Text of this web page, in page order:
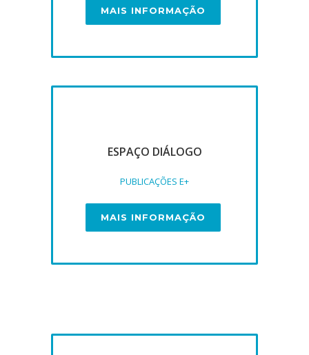
MAIS INFORMAÇÃO
ESPAÇO DIÁLOGO
PUBLICAÇÕES E+
MAIS INFORMAÇÃO